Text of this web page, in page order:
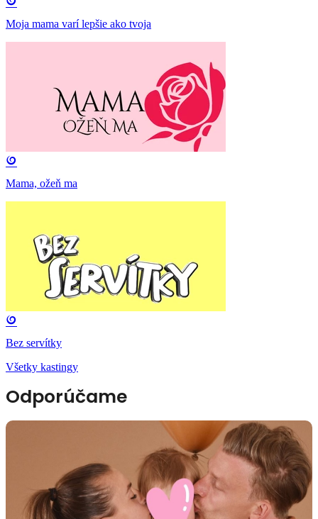
Moja mama varí lepšie ako tvoja
Mama, ožeň ma
Bez servítky
Všetky kastingy
Odporúčame